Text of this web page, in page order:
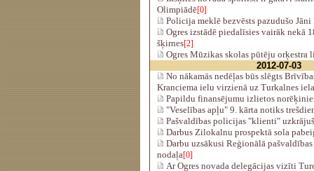
Olimpiādē[0]
Policija meklē bezvēsts pazudušo
Ogres izstādē piedalīsies vairāk nekā
šķirnes[2]
Ogres Mūzikas skolas pūtēju orķestra
2012-07-03
No nākamās nedēļas būs slēgts
Kranciema ielu virzienā uz Turkalnes
Papildu finansējumu izlietos
"Veselības apļu" 9. kārta notiks
Pašvaldības policijas "klienti"
Darbus Zilokalnu prospektā sola
Darbu uzsākusi Reģionālā
nodaļa[0]
Ar Ogres novada delegācijas vizīti